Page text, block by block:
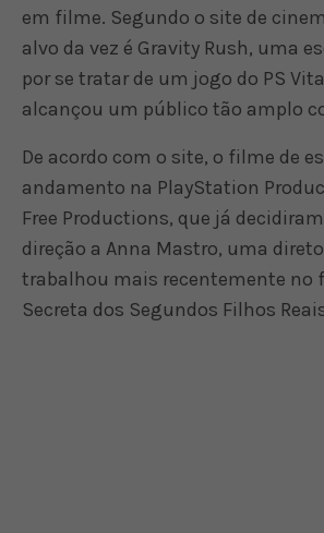
em filme. Segundo o site de
alvo da vez é Gravity Rush, uma
por se tratar de um jogo do PS
alcançou um público tão amplo
De acordo com o site, o filme de
andamento na PlayStation
Free Productions, que já
direção a Anna Mastro, uma
trabalhou mais recentemente no
Secreta dos Segundos Filhos